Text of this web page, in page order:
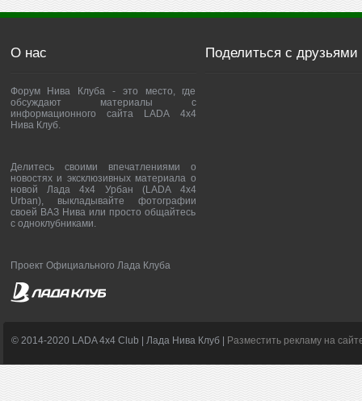
О нас
Форум Нива Клуба - это место, где
обсуждают материалы с
информационного сайта LADA 4x4
Нива Клуб.
Делитесь своими впечатлениями о
новостях и эксклюзивных материала о
новой Лада 4х4 Урбан (LADA 4x4
Urban), выкладывайте фотографии
своей ВАЗ Нива или просто общайтесь
с одноклубниками.
Проект Официального Лада Клуба
Поделиться с друзьями
© 2014-2020 LADA 4x4 Club | Лада Нива Клуб | Разместить рекламу на